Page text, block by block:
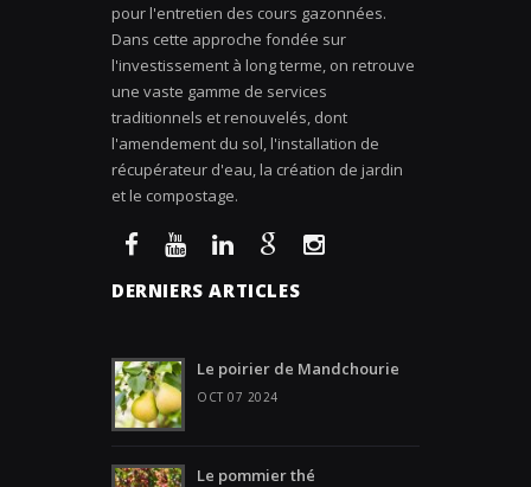
pour l'entretien des cours gazonnées.
Dans cette approche fondée sur
l'investissement à long terme, on retrouve
une vaste gamme de services
traditionnels et renouvelés, dont
l'amendement du sol, l'installation de
récupérateur d'eau, la création de jardin
et le compostage.
DERNIERS ARTICLES
Le poirier de Mandchourie
OCT 07 2024
Le pommier thé